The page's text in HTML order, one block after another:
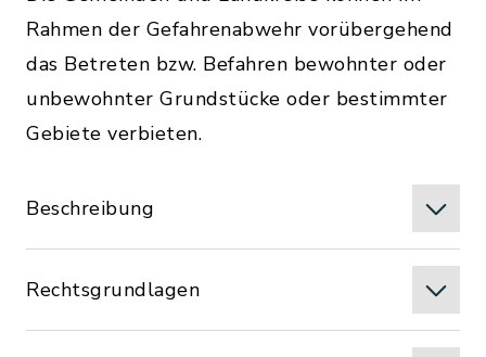
Rahmen der Gefahrenabwehr vorübergehend
das Betreten bzw. Befahren bewohnter oder
unbewohnter Grundstücke oder bestimmter
Gebiete verbieten.
Beschreibung
Rechtsgrundlagen